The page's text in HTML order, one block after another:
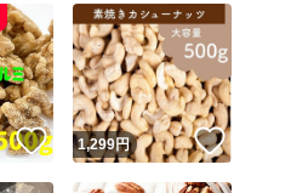
いいね！
1,299円 いいね！